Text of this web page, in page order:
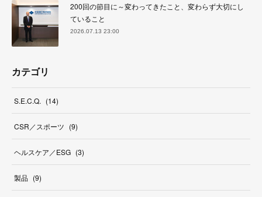
200回の節目に～変わってきたこと、変わらず大切にし
ていること
2026.07.13 23:00
カテゴリ
S.E.C.Q. (14)
CSR／スポーツ (9)
ヘルスケア／ESG (3)
製品 (9)